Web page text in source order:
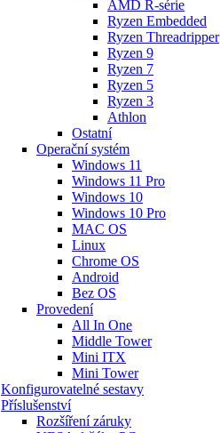
AMD R-série
Ryzen Embedded
Ryzen Threadripper
Ryzen 9
Ryzen 7
Ryzen 5
Ryzen 3
Athlon
Ostatní
Operační systém
Windows 11
Windows 11 Pro
Windows 10
Windows 10 Pro
MAC OS
Linux
Chrome OS
Android
Bez OS
Provedení
All In One
Middle Tower
Mini ITX
Mini Tower
Konfigurovatelné sestavy
Příslušenství
Rozšíření záruky